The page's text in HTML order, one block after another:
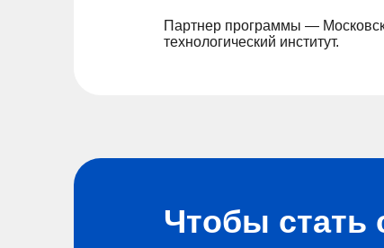
Партнер программы —
технологический институт.
Чтобы стать